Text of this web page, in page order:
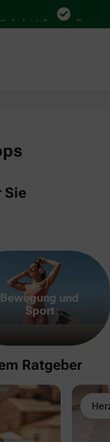
Bequem
Sie
Bewegung und
Sport
Ratgeber